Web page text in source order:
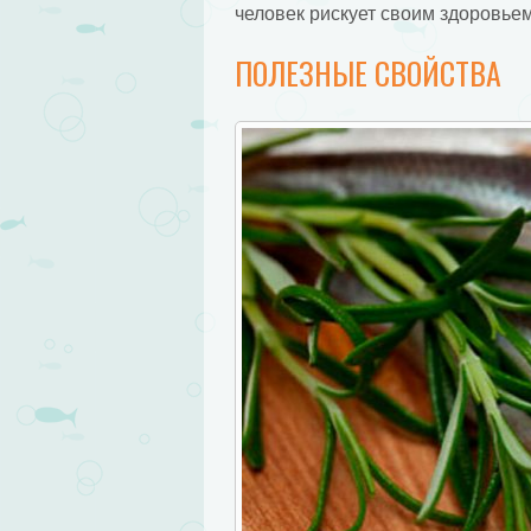
человек рискует своим
ПОЛЕЗНЫЕ СВОЙСТВА